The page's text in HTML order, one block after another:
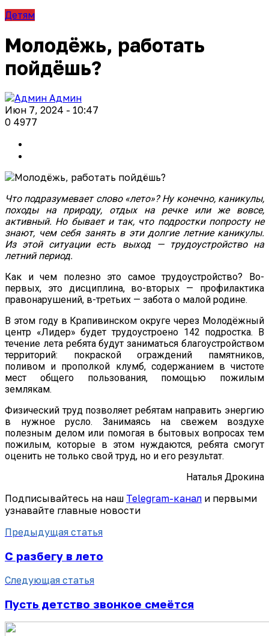
Детям
Молодёжь, работать
пойдёшь?
Админ
Июн 7, 2024 - 10:47
0 4977
Что подразумевает слово «лето»? Ну конечно, каникулы,
походы на природу, отдых на речке или же вовсе,
активный. Но бывает и так, что подростки попросту не
знают, чем себя занять в эти долгие летние каникулы.
Из этой ситуации есть выход — трудоустройство на
летний период.
Как и чем полезно это самое трудоустройство? Во-
первых, это дисциплина, во-вторых — профилактика
правонарушений, в-третьих — забота о малой родине.
В этом году в Крапивинском округе через Молодёжный
центр «Лидер» будет трудоустроено 142 подростка. В
течение лета ребята будут заниматься благоустройством
территорий: покраской ограждений памятников,
поливом и прополкой клумб, содержанием в чистоте
мест общего пользования, помощью пожилым
землякам.
Физический труд позволяет ребятам направить энергию
в нужное русло. Занимаясь на свежем воздухе
полезным делом или помогая в бытовых вопросах тем
пожилым, которые в этом нуждаются, ребята смогут
оценить не только свой труд, но и его результат.
Наталья Дрокина
Подписывайтесь на наш Telegram-канал и первыми
узнавайте главные новости
Предыдущая статья
С разбегу в лето
Следующая статья
Пусть детство звонкое смеётся